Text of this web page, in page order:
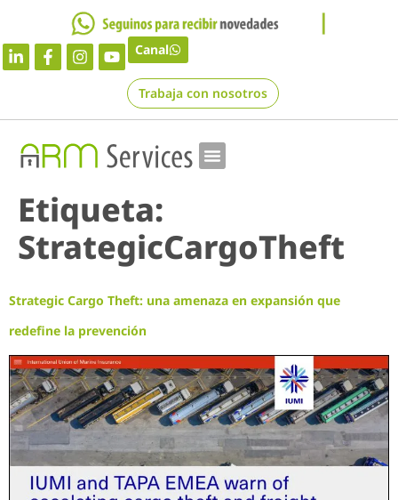
Canal
Trabaja con nosotros
Etiqueta:
StrategicCargoTheft
Strategic Cargo Theft: una amenaza en expansión que
redefine la prevención